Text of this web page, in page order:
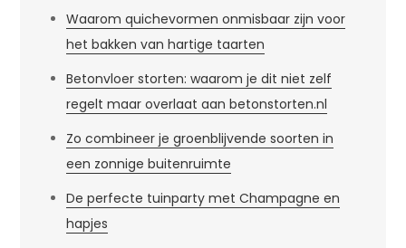
Waarom quichevormen onmisbaar zijn voor
het bakken van hartige taarten
Betonvloer storten: waarom je dit niet zelf
regelt maar overlaat aan betonstorten.nl
Zo combineer je groenblijvende soorten in
een zonnige buitenruimte
De perfecte tuinparty met Champagne en
hapjes